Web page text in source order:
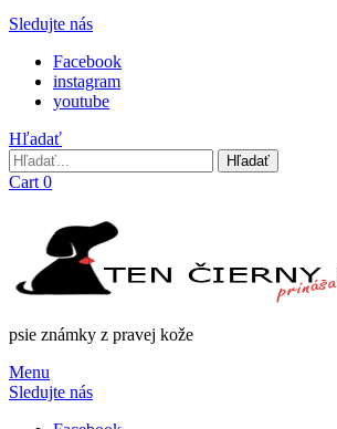
Sledujte nás
Facebook
instagram
youtube
Hľadať
Hľadať
Hľadať
Cart 0
psie známky z pravej kože
Menu
Sledujte nás